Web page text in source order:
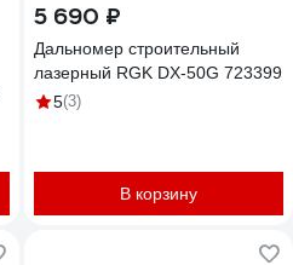
5 690 ₽
Дальномер строительный
лазерный RGK DX-50G 723399
5(3)
В корзину